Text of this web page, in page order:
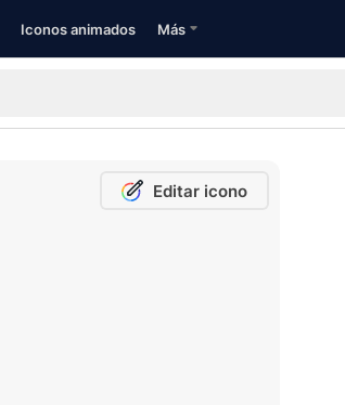
Iconos animados Más
Editar icono